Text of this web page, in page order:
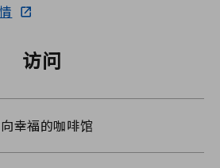
访问
幸福的咖啡馆